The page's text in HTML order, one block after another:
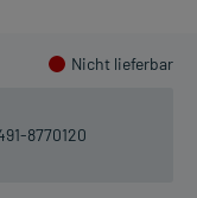
Nicht lieferbar
8770120